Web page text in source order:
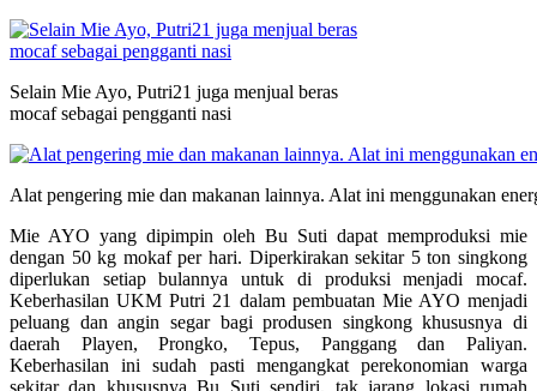
Selain Mie Ayo, Putri21 juga menjual beras
mocaf sebagai pengganti nasi
Alat pengering mie dan makanan lainnya. Alat ini menggunakan
Mie AYO yang dipimpin oleh Bu Suti dapat memproduksi mie
dengan 50 kg mokaf per hari. Diperkirakan sekitar 5 ton singkong
diperlukan setiap bulannya untuk di produksi menjadi mocaf.
Keberhasilan UKM Putri 21 dalam pembuatan Mie AYO menjadi
peluang dan angin segar bagi produsen singkong khususnya di
daerah Playen, Prongko, Tepus, Panggang dan Paliyan.
Keberhasilan ini sudah pasti mengangkat perekonomian warga
sekitar dan khususnya Bu Suti sendiri, tak jarang lokasi rumah